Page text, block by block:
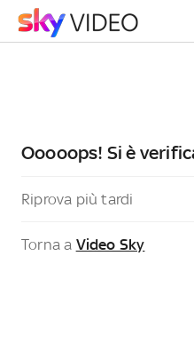
Ooooops! Si è
Riprova più tardi
Torna a Video Sky